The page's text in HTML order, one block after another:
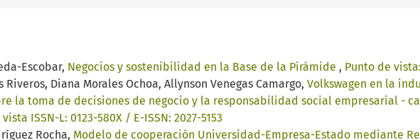
Escobar, Negocios y sostenibilidad en la Base de la Pirámide , Punto de
Riveros, Diana Morales Ochoa, Allynson Venegas Camargo, Volkswagen en la
la toma de decisiones de negocio y la responsabilidad social empresarial -
ISSN-L: 0123-580X / E-ISSN: 2027-5153
Rocha, Modelo de cooperación Universidad-Empresa-Estado mediante